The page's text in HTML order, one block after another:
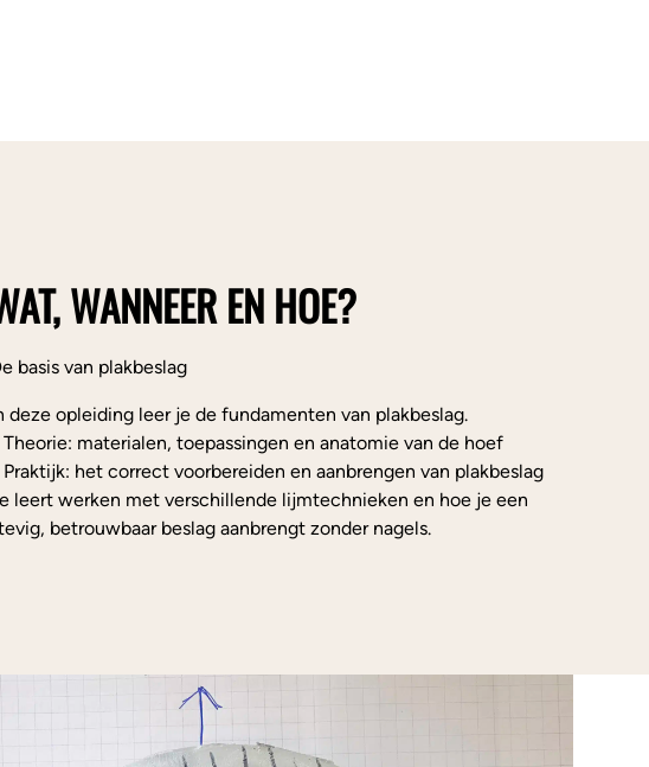
WANNEER EN HOE?
basis van plakbeslag
deze opleiding leer je de fundamenten van plakbeslag.
Theorie: materialen, toepassingen en anatomie van de hoef
Praktijk: het correct voorbereiden en aanbrengen van plakbeslag
leert werken met verschillende lijmtechnieken en hoe je een
betrouwbaar beslag aanbrengt zonder nagels.